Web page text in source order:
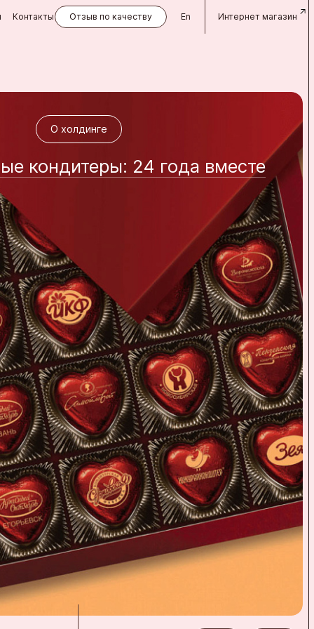
Контакты Отзыв по качеству
En
Интернет магазин
О холдинге
кондитеры: 24 года вместе
Фирменные магазины
магазинов Аленка